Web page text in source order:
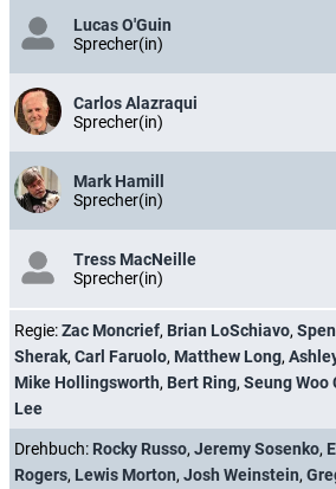
Lucas O'Guin
Sprecher(in)
Carlos Alazraqui
Sprecher(in)
Mark Hamill
Sprecher(in)
Tress MacNeille
Sprecher(in)
Regie:Zac Moncrief, Brian LoSchiavo,
Sherak, Carl Faruolo, Matthew Long,
Mike Hollingsworth, Bert Ring, Seung Woo
Lee
Drehbuch: Rocky Russo, Jeremy Sosenko,
Rogers, Lewis Morton, Josh Weinstein,